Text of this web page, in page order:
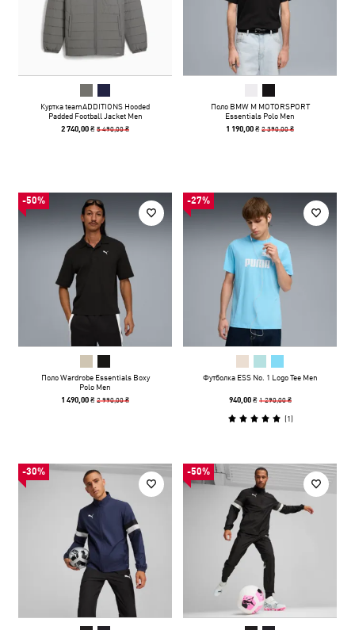
Куртка teamADDITIONS Hooded
Padded Football Jacket Men
2 740,00 ₴5 490,00 ₴
Поло BMW M MOTORSPORT
Essentials Polo Men
1 190,00 ₴2 390,00 ₴
-50%
Поло Wardrobe Essentials Boxy
Polo Men
1 490,00 ₴2 990,00 ₴
-27%
Футболка ESS No. 1 Logo Tee Men
940,00 ₴ 1 290,00 ₴
(1)
-30% -50%